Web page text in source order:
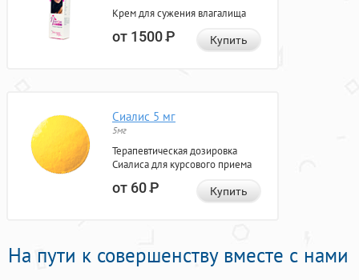
Крем для сужения влагалища
от 1500Р Купить
Сиалис 5 мг
5мг
Терапевтическая дозировка
Сиалиса для курсового приема
от 60Р Купить
На пути к совершенству вместе с нами